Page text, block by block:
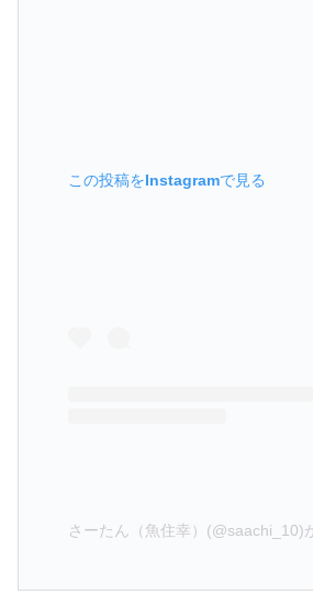
この投稿をInstagramで見る